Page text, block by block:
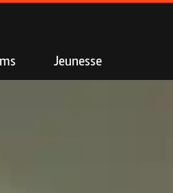
Jeunesse